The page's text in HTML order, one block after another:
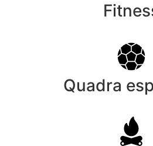
Quadra